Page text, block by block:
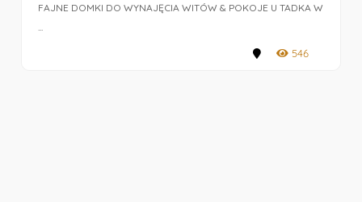
FAJNE DOMKI DO WYNAJĘCIA WITÓW & POKOJE U TADKA W
546